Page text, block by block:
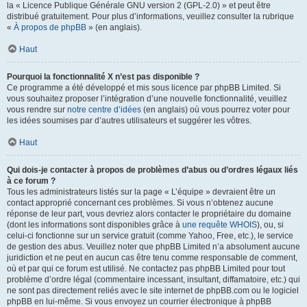
la « Licence Publique Générale GNU version 2 (GPL-2.0) » et peut être
distribué gratuitement. Pour plus d’informations, veuillez consulter la rubrique
« À propos de phpBB » (en anglais).
Haut
Pourquoi la fonctionnalité X n’est pas disponible ?
Ce programme a été développé et mis sous licence par phpBB Limited. Si
vous souhaitez proposer l’intégration d’une nouvelle fonctionnalité, veuillez
vous rendre sur notre centre d’idées (en anglais) où vous pourrez voter pour
les idées soumises par d’autres utilisateurs et suggérer les vôtres.
Haut
Qui dois-je contacter à propos de problèmes d’abus ou d’ordres légaux liés
à ce forum ?
Tous les administrateurs listés sur la page « L’équipe » devraient être un
contact approprié concernant ces problèmes. Si vous n’obtenez aucune
réponse de leur part, vous devriez alors contacter le propriétaire du domaine
(dont les informations sont disponibles grâce à une requête WHOIS), ou, si
celui-ci fonctionne sur un service gratuit (comme Yahoo, Free, etc.), le service
de gestion des abus. Veuillez noter que phpBB Limited n’a absolument aucune
juridiction et ne peut en aucun cas être tenu comme responsable de comment,
où et par qui ce forum est utilisé. Ne contactez pas phpBB Limited pour tout
problème d’ordre légal (commentaire incessant, insultant, diffamatoire, etc.) qui
ne sont pas directement reliés avec le site internet de phpBB.com ou le logiciel
phpBB en lui-même. Si vous envoyez un courrier électronique à phpBB